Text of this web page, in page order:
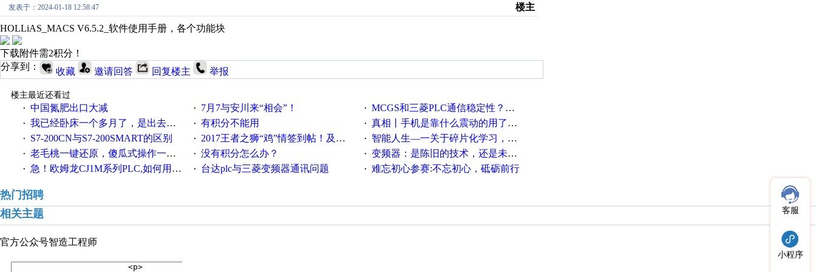
发表于：2024-01-18 12:58:47 楼主
HOLLiAS_MACS V6.5.2_软件使用手册，各个功能块
下载附件需2积分！
分享到：
收藏 邀请回答 回复楼主 举报
楼主最近还看过
· 中国氮肥出口大减 · 7月7与安川来“相会”！ · MCGS和三菱PLC通信稳定性？？？
· 我已经卧床一个多月了，是出去安装机械手在高速遭遇车祸所致:大家工作都要特别注意啊 · 有积分不能用 · 真相丨手机是靠什么震动的用了这么多年才知道！
· S7-200CN与S7-200SMART的区别 · 2017王者之狮“鸡”情签到帖！及时更新在线研讨会预告 · 智能人生—一关于碎片化学习，看这一篇就够了！
· 老毛桃一键还原，傻瓜式操作一键轻松备份还原；程序为向导式安装，一键即可实现自动备份或还原系统。 · 没有积分怎么办？ · 变频器：是陈旧的技术，还是未来的幕后英雄？
· 急！欧姆龙CJ1M系列PLC,如何用时间控制变频器。要求时间在组态王中可以自由输入！拜托各位大神了！ · 台达plc与三菱变频器通讯问题 · 难忘初心参赛:不忘初心，砥砺前行
热门招聘
相关主题
官方公众号智造工程师
客服
小程序